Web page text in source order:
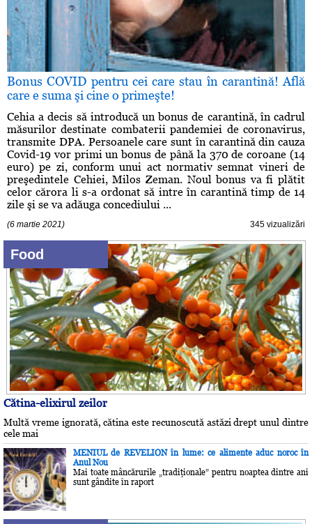
Bonus COVID pentru cei care stau în carantină! Află
care e suma şi cine o primeşte!
Cehia a decis să introducă un bonus de carantină, în cadrul
măsurilor destinate combaterii pandemiei de coronavirus,
transmite DPA. Persoanele care sunt în carantină din cauza
Covid-19 vor primi un bonus de până la 370 de coroane (14
euro) pe zi, conform unui act normativ semnat vineri de
preşedintele Cehiei, Milos Zeman. Noul bonus va fi plătit
celor cărora li s-a ordonat să intre în carantină timp de 14
zile şi se va adăuga concediului ...
(6 martie 2021) 345 vizualizări
Food
Cătina-elixirul zeilor
Multă vreme ignorată, cătina este recunoscută astăzi drept unul dintre
cele mai
MENIUL de REVELION în lume: ce alimente aduc noroc în
Anul Nou
Mai toate mâncărurile „tradiţionale” pentru noaptea dintre ani
sunt gândite în raport